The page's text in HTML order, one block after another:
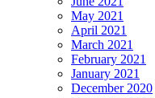
May 2021
April 2021
March 2021
February 2021
January 2021
December 2020